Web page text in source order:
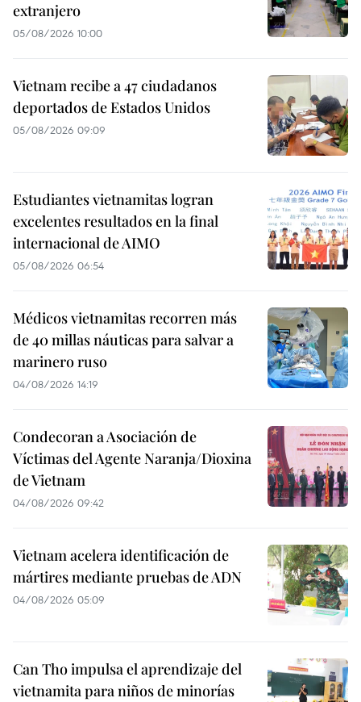
extranjero
05/08/2026 10:00
Vietnam recibe a 47 ciudadanos
deportados de Estados Unidos
05/08/2026 09:09
Estudiantes vietnamitas logran
excelentes resultados en la final
internacional de AIMO
05/08/2026 06:54
Médicos vietnamitas recorren más
de 40 millas náuticas para salvar a
marinero ruso
04/08/2026 14:19
Condecoran a Asociación de
Víctimas del Agente Naranja/Dioxina
de Vietnam
04/08/2026 09:42
Vietnam acelera identificación de
mártires mediante pruebas de ADN
04/08/2026 05:09
Can Tho impulsa el aprendizaje del
vietnamita para niños de minorías